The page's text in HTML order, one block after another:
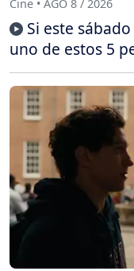
Cine • AGO 8 / 2026
Si este
uno de estos 5